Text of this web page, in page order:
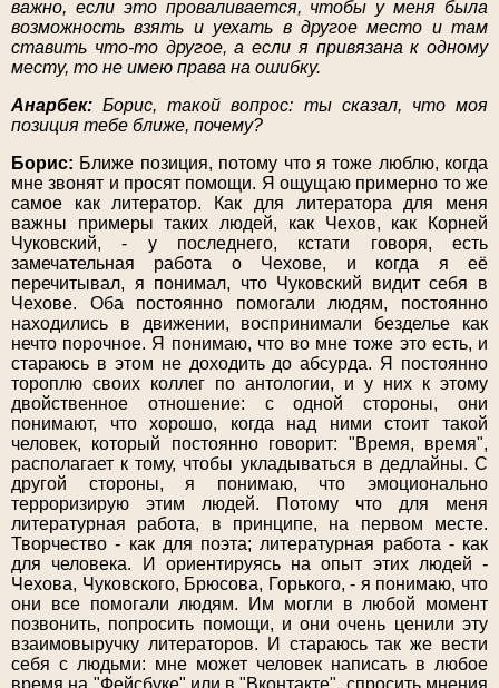
важно, если это проваливается, чтобы у меня была
возможность взять и уехать в другое место и там
ставить что-то другое, а если я привязана к одному
месту, то не имею права на ошибку.
Анарбек:Борис, такой вопрос: ты сказал, что моя
позиция тебе ближе, почему?
Борис: Ближе позиция, потому что я тоже люблю, когда
мне звонят и просят помощи. Я ощущаю примерно то же
самое как литератор. Как для литератора для меня
важны примеры таких людей, как Чехов, как Корней
Чуковский, - у последнего, кстати говоря, есть
замечательная работа о Чехове, и когда я её
перечитывал, я понимал, что Чуковский видит себя в
Чехове. Оба постоянно помогали людям, постоянно
находились в движении, воспринимали безделье как
нечто порочное. Я понимаю, что во мне тоже это есть, и
стараюсь в этом не доходить до абсурда. Я постоянно
тороплю своих коллег по антологии, и у них к этому
двойственное отношение: с одной стороны, они
понимают, что хорошо, когда над ними стоит такой
человек, который постоянно говорит: "Время, время",
располагает к тому, чтобы укладываться в дедлайны. С
другой стороны, я понимаю, что эмоционально
терроризирую этим людей. Потому что для меня
литературная работа, в принципе, на первом месте.
Творчество - как для поэта; литературная работа - как
для человека. И ориентируясь на опыт этих людей -
Чехова, Чуковского, Брюсова, Горького, - я понимаю, что
они все помогали людям. Им могли в любой момент
позвонить, попросить помощи, и они очень ценили эту
взаимовыручку литераторов. И стараюсь так же вести
себя с людьми: мне может человек написать в любое